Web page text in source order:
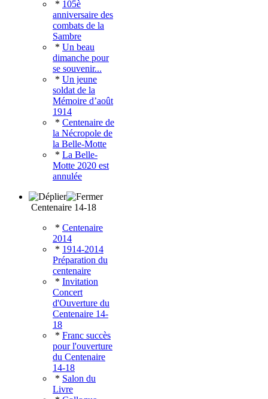
* 105è
anniversaire des
combats de la
Sambre
* Un beau
dimanche pour
se souvenir...
* Un jeune
soldat de la
Mémoire d’août
1914
* Centenaire de
la Nécropole de
la Belle-Motte
* La Belle-
Motte 2020 est
annulée
Centenaire 14-18
* Centenaire
2014
* 1914-2014
Préparation du
centenaire
* Invitation
Concert
d'Ouverture du
Centenaire 14-
18
* Franc succès
pour l'ouverture
du Centenaire
14-18
* Salon du
Livre